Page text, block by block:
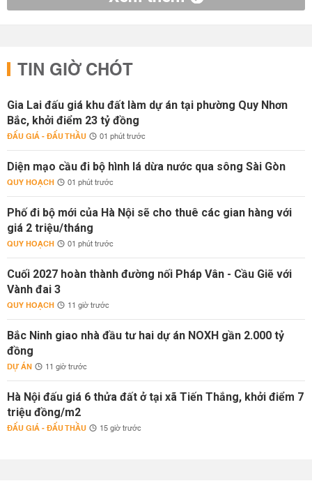
TIN GIỜ CHÓT
Gia Lai đấu giá khu đất làm dự án tại phường Quy Nhơn
Bắc, khởi điểm 23 tỷ đồng
ĐẤU GIÁ - ĐẤU THẦU 01 phút trước
Diện mạo cầu đi bộ hình lá dừa nước qua sông Sài Gòn
QUY HOẠCH 01 phút trước
Phố đi bộ mới của Hà Nội sẽ cho thuê các gian hàng với
giá 2 triệu/tháng
QUY HOẠCH 01 phút trước
Cuối 2027 hoàn thành đường nối Pháp Vân - Cầu Giẽ với
Vành đai 3
QUY HOẠCH 11 giờ trước
Bắc Ninh giao nhà đầu tư hai dự án NOXH gần 2.000 tỷ
đồng
DỰ ÁN 11 giờ trước
Hà Nội đấu giá 6 thửa đất ở tại xã Tiến Thắng, khởi điểm 7
triệu đồng/m2
ĐẤU GIÁ - ĐẤU THẦU 15 giờ trước